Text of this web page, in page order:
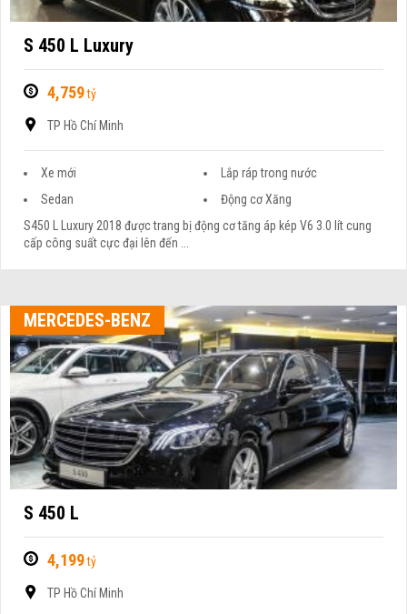
S 450 L Luxury
4,759tỷ
TP Hồ Chí Minh
Xe mới
Lắp ráp trong nước
Sedan
Động cơ Xăng
S450 L Luxury 2018 được trang bị động cơ tăng áp kép V6 3.0 lít cung
cấp công suất cực đại lên đến ...
MERCEDES-BENZ
S 450 L
4,199tỷ
TP Hồ Chí Minh